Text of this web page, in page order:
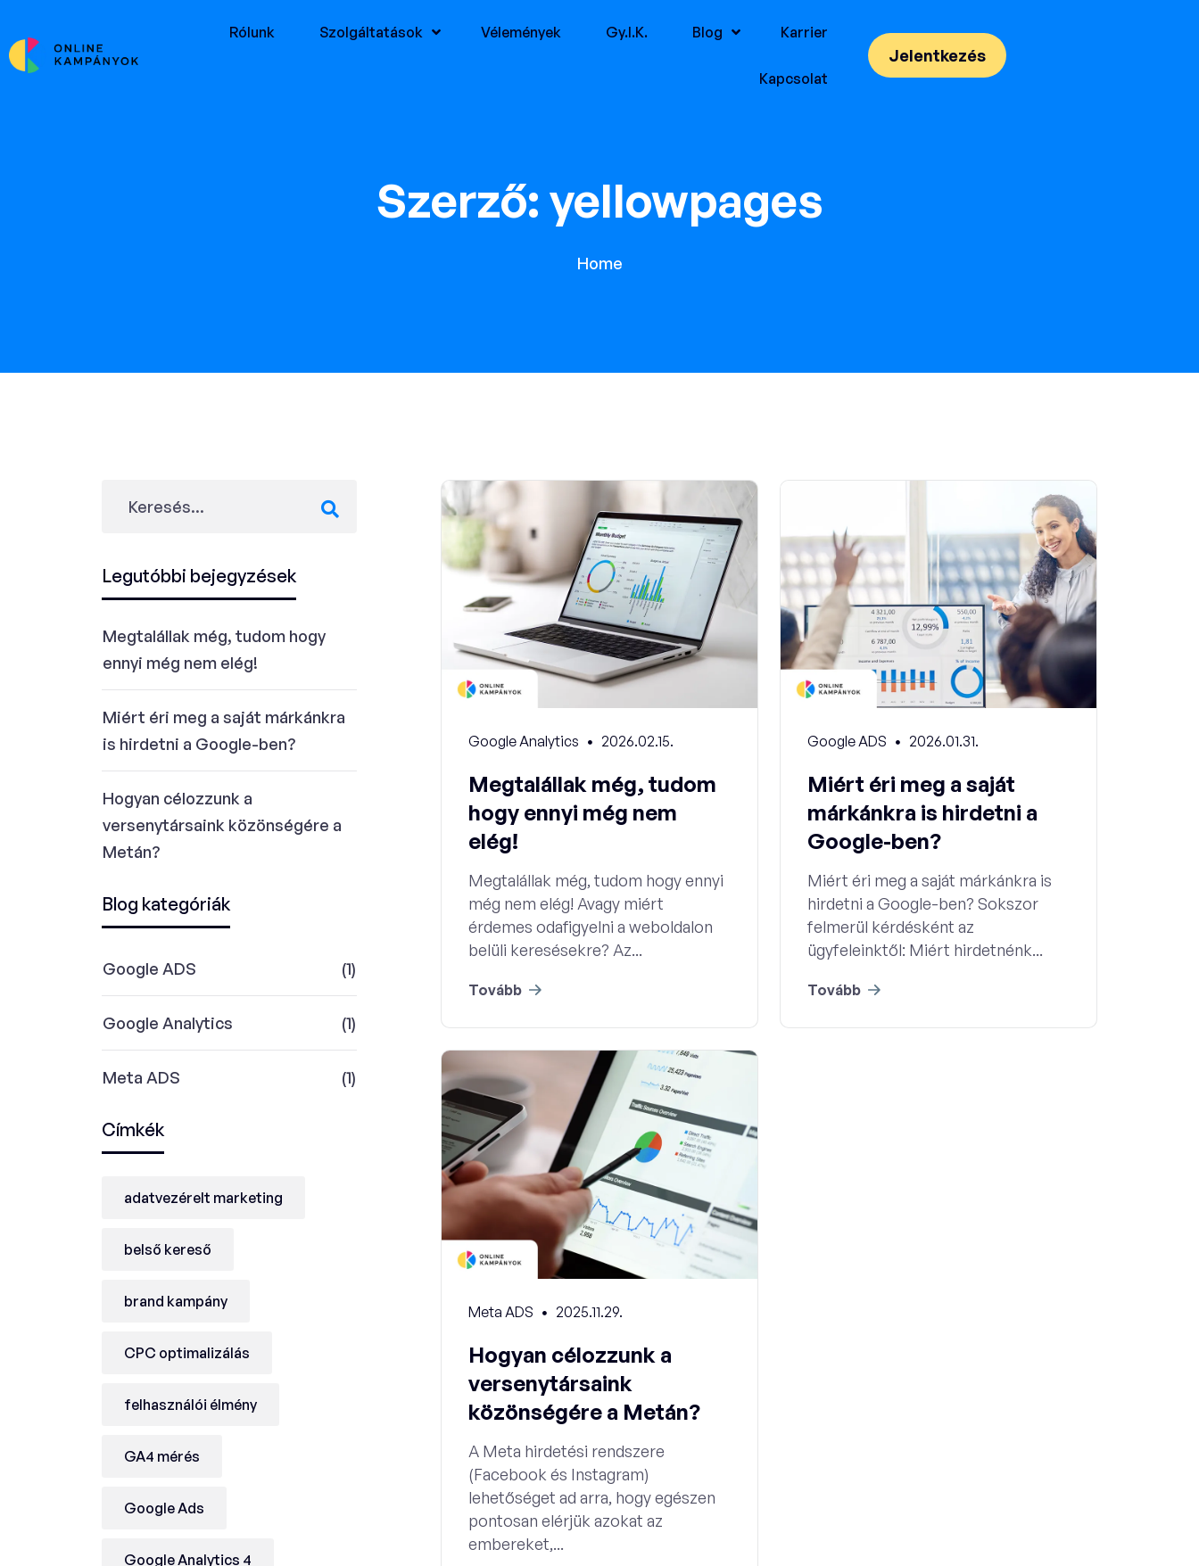
Rólunk Szolgáltatások Vélemények Gy.I.K. Blog Karrier
Kapcsolat
Jelentkezés
Szerző: yellowpages
Home
Legutóbbi bejegyzések
Megtalállak még, tudom hogy
ennyi még nem elég!
Miért éri meg a saját márkánkra
is hirdetni a Google-ben?
Hogyan célozzunk a
versenytársaink közönségére a
Metán?
Blog kategóriák
Google ADS (1)
Google Analytics (1)
Meta ADS (1)
Címkék
adatvezérelt marketing
belső kereső
brand kampány
CPC optimalizálás
felhasználói élmény
GA4 mérés
Google Ads
Google Analytics 4
Google Analytics 2026.02.15.
Megtalállak még, tudom
hogy ennyi még nem
elég!
Megtalállak még, tudom hogy ennyi
még nem elég! Avagy miért
érdemes odafigyelni a weboldalon
belüli keresésekre? Az...
Tovább
Google ADS 2026.01.31.
Miért éri meg a saját
márkánkra is hirdetni a
Google-ben?
Miért éri meg a saját márkánkra is
hirdetni a Google-ben? Sokszor
felmerül kérdésként az
ügyfeleinktől: Miért hirdetnénk...
Tovább
Meta ADS 2025.11.29.
Hogyan célozzunk a
versenytársaink
közönségére a Metán?
A Meta hirdetési rendszere
(Facebook és Instagram)
lehetőséget ad arra, hogy egészen
pontosan elérjük azokat az
embereket,...